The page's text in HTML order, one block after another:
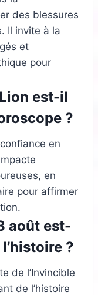
des blessures
Il invite à la
et
pour
est-il
?
en
en
pour affirmer
août est-
?
de l’Invincible
de l’histoire